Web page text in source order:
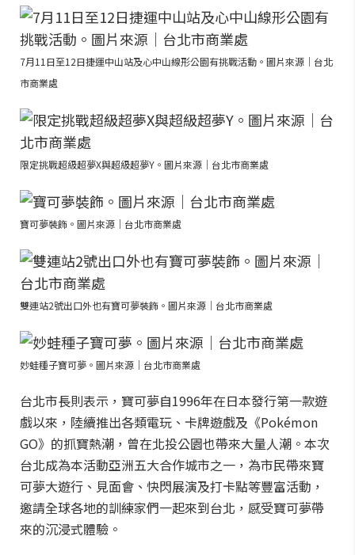
7月11日至12日捷運中山站及心中山線形公園有挑戰活動。圖片來源｜台北
市商業處
限定挑戰超級超夢X與超級超夢Y。圖片來源｜台北市商業處
寶可夢裝飾。圖片來源｜台北市商業處
雙連站2號出口外也有寶可夢裝飾。圖片來源｜台北市商業處
妙蛙種子寶可夢。圖片來源｜台北市商業處
台北市長則表示，寶可夢自1996年在日本發行第一款遊
戲以來，陸續推出各類電玩、卡牌遊戲及《Pokémon
GO》的抓寶熱潮，曾在北投公園也帶來大量人潮。本次
台北成為本活動亞洲五大合作城市之一，為市民帶來寶
可夢大遊行、見面會、快閃展演及打卡點等豐富活動，
邀請全球各地的訓練家們一起來到台北，感受寶可夢帶
來的沉浸式體驗。